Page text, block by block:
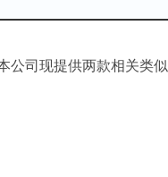
公司现提供两款相关类似